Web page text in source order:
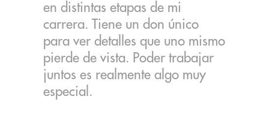
en distintas etapas de mi
carrera. Tiene un don único
para ver detalles que uno mismo
pierde de vista. Poder trabajar
juntos es realmente algo muy
especial.